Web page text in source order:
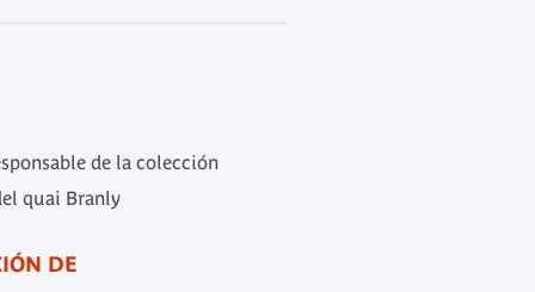
de la colección
quai Branly
DE